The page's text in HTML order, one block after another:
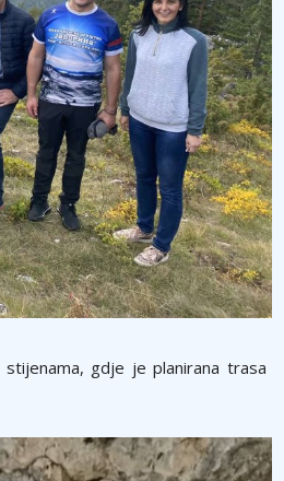
gdje je planirana trasa